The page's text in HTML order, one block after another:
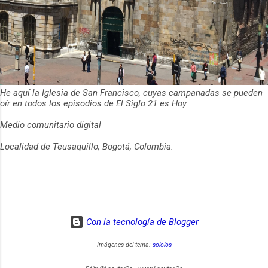
He aquí la Iglesia de San Francisco, cuyas campanadas se pueden
oír en todos los episodios de El Siglo 21 es Hoy
Medio comunitario digital
Localidad de Teusaquillo, Bogotá, Colombia.
Con la tecnología de Blogger
Imágenes del tema: sololos